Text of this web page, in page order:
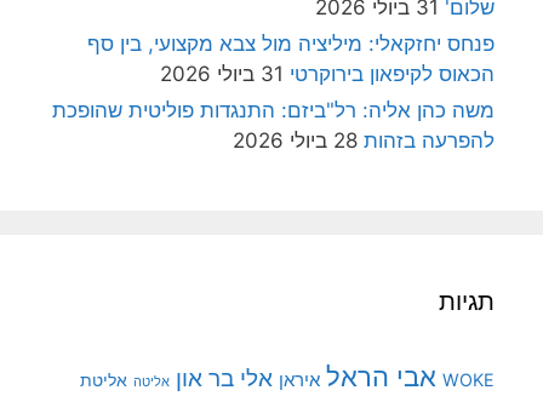
שלום' 31 ביולי 2026
פנחס יחזקאלי: מיליציה מול צבא מקצועי, בין סף
הכאוס לקיפאון בירוקרטי 31 ביולי 2026
משה כהן אליה: רל"ביזם: התנגדות פוליטית שהופכת
להפרעה בזהות 28 ביולי 2026
תגיות
WOKE אבי הראל איראן אלי בר און אליטה אליטת